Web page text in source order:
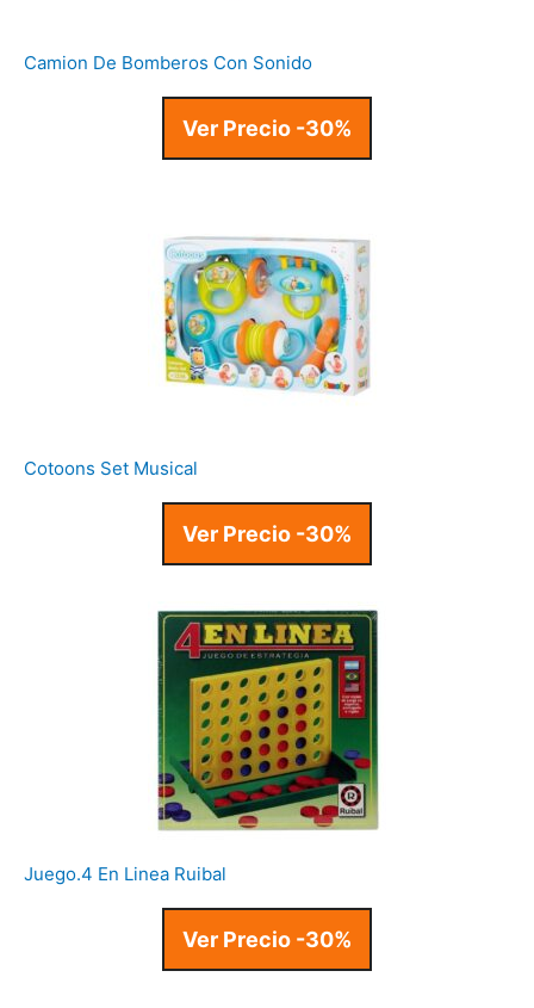
Camion De Bomberos Con Sonido
Ver Precio -30%
Cotoons Set Musical
Ver Precio -30%
Juego.4 En Linea Ruibal
Ver Precio -30%